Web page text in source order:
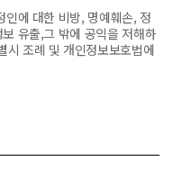
에 대한 비방, 명예훼손, 정
유출,그 밖에 공익을 저해하
시 조례 및 개인정보보호법에